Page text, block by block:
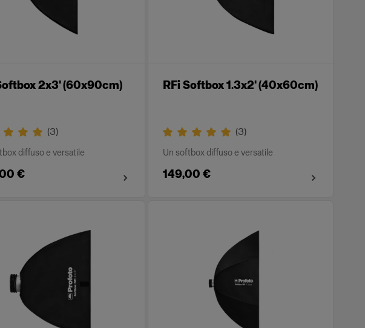
2x3' (60x90cm)
(3)
diffuso e versatile
€
RFi Softbox 1.3x2' (40x60cm)
(3)
Un softbox diffuso e versatile
149,00 €